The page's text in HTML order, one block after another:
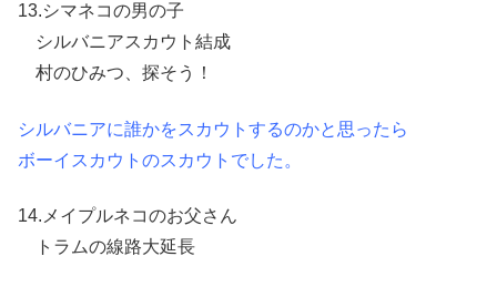
13.シマネコの男の子
シルバニアスカウト結成
村のひみつ、探そう！
シルバニアに誰かをスカウトするのかと思ったら
ボーイスカウトのスカウトでした。
14.メイプルネコのお父さん
トラムの線路大延長